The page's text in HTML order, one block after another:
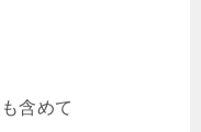
含めて